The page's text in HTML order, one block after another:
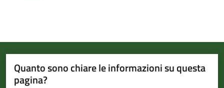
Quanto sono chiare le informazioni su questa
pagina?